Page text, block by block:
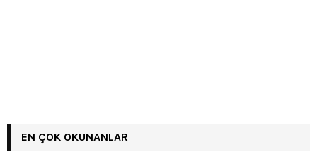
EN ÇOK OKUNANLAR